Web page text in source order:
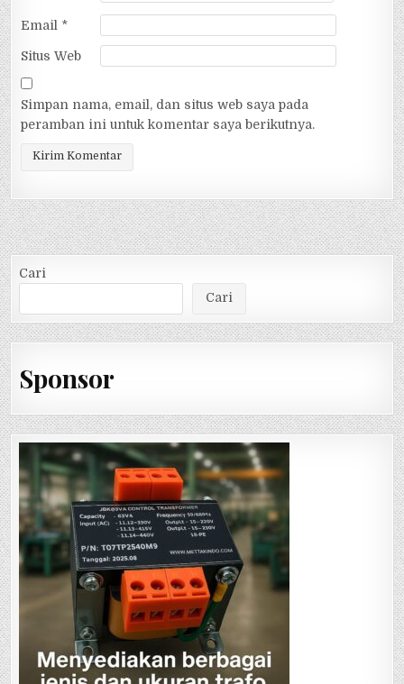
Email *
Situs Web
Simpan nama, email, dan situs web saya pada
peramban ini untuk komentar saya berikutnya.
Cari
Cari
Sponsor